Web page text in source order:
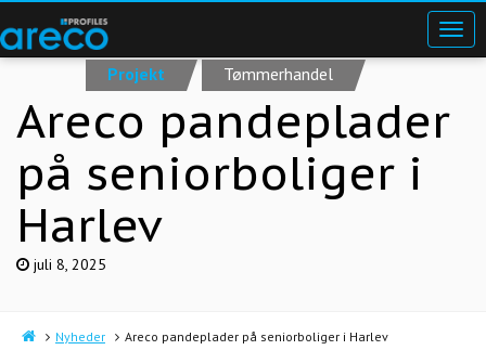
Projekt Tømmerhandel
Areco pandeplader
på seniorboliger i
Harlev
juli 8, 2025
Nyheder Areco pandeplader på seniorboliger i Harlev